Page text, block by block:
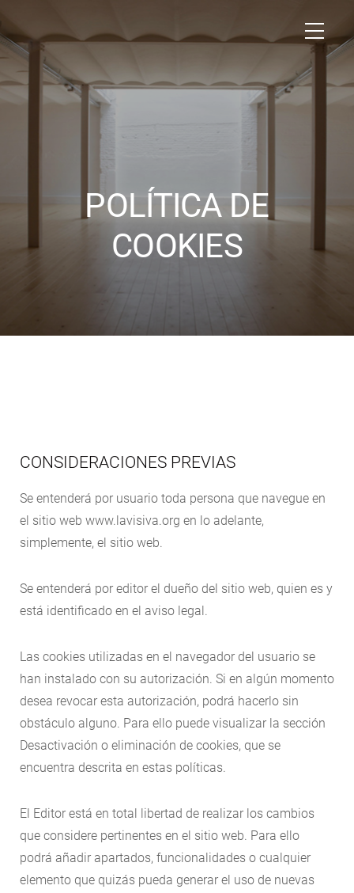
POLÍTICA DE
COOKIES
CONSIDERACIONES PREVIAS
Se entenderá por usuario toda persona que navegue en
el sitio web www.lavisiva.org en lo adelante,
simplemente, el sitio web.
Se entenderá por editor el dueño del sitio web, quien es y
está identificado en el aviso legal.
Las cookies utilizadas en el navegador del usuario se
han instalado con su autorización. Si en algún momento
desea revocar esta autorización, podrá hacerlo sin
obstáculo alguno. Para ello puede visualizar la sección
Desactivación o eliminación de cookies, que se
encuentra descrita en estas políticas.
El Editor está en total libertad de realizar los cambios
que considere pertinentes en el sitio web. Para ello
podrá añadir apartados, funcionalidades o cualquier
elemento que quizás pueda generar el uso de nuevas